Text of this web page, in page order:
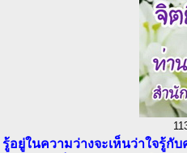
รู้อยู่ในความว่างจะเห็นว่าใจรู้กั